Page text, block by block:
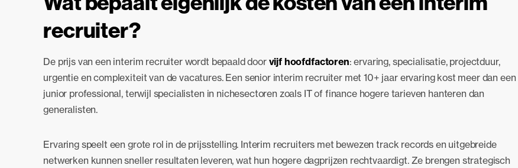
recruiter?
De prijs van een interim recruiter wordt bepaald door vijf hoofdfactoren: ervaring, specialisatie, projectduur,
urgentie en complexiteit van de vacatures. Een senior interim recruiter met 10+ jaar ervaring kost meer dan een
junior professional, terwijl specialisten in nichesectoren zoals IT of finance hogere tarieven hanteren dan
generalisten.
Ervaring speelt een grote rol in de prijsstelling. Interim recruiters met bewezen track records en uitgebreide
netwerken kunnen sneller resultaten leveren, wat hun hogere dagprijzen rechtvaardigt. Ze brengen strategisch